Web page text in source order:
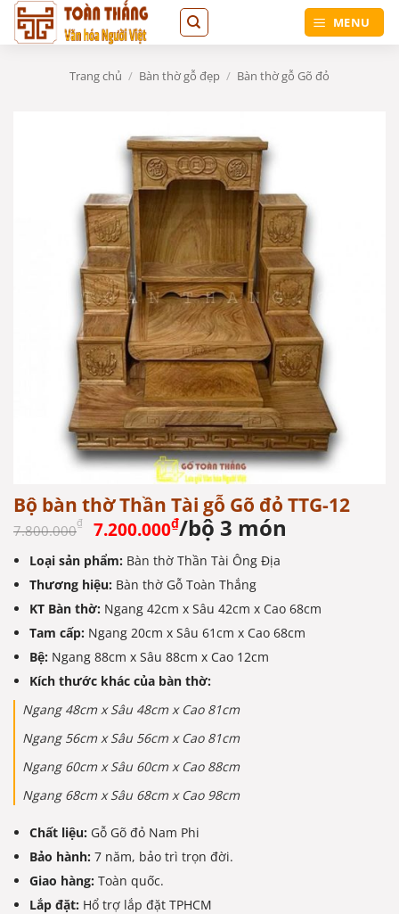
Bỏ
qua
MENU
Trang chủ / Bàn thờ gỗ đẹp / Bàn thờ gỗ Gõ đỏ
Bộ bàn thờ Thần Tài gỗ Gõ đỏ TTG-12
7.800.000₫ Giá
gốc
là:
7.800.000₫.
7.200.000₫Giá
hiện
tại
là:
7.200.000₫.
/bộ 3 món
Loại sản phẩm: Bàn thờ Thần Tài Ông Địa
Thương hiệu: Bàn thờ Gỗ Toàn Thắng
KT Bàn thờ: Ngang 42cm x Sâu 42cm x Cao 68cm
Tam cấp: Ngang 20cm x Sâu 61cm x Cao 68cm
Bệ: Ngang 88cm x Sâu 88cm x Cao 12cm
Kích thước khác của bàn thờ:
Ngang 48cm x Sâu 48cm x Cao 81cm
Ngang 56cm x Sâu 56cm x Cao 81cm
Ngang 60cm x Sâu 60cm x Cao 88cm
Ngang 68cm x Sâu 68cm x Cao 98cm
Chất liệu: Gỗ Gõ đỏ Nam Phi
Bảo hành: 7 năm, bảo trì trọn đời.
Giao hàng: Toàn quốc.
Lắp đặt: Hổ trợ lắp đặt TPHCM